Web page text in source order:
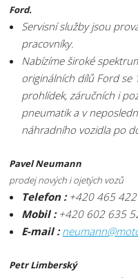
Ford.
Servisní služby jsou
pracovníky.
Nabízíme široké
originálních dílů Ford se
prohlídek, záručních i
pneumatik a v
náhradního vozidla po
Pavel Neumann
prodej nových i ojetých vozů
Telefon : +420 465
Mobil : +420 602 635
E-mail :
Petr Limberský